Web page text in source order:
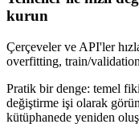
kurun
Çerçeveler ve API'ler
overfitting, train/
Pratik bir denge: temel
değiştirme işi olarak
kütüphanede yeniden